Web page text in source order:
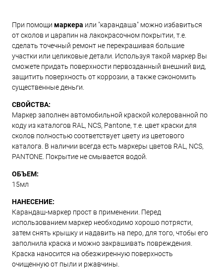
При помощи маркера или "карандаша" можно избавиться
от сколов и царапин на лакокрасочном покрытии, т.е.
сделать точечный ремонт не перекрашивая большие
участки или целиковые детали. Используя такой маркер Вы
сможете придать поверхности первозданный внешний вид,
защитить поверхность от коррозии, а также сэкономить
существенные деньги.
СВОЙСТВА:
Маркер заполнен автомобильной краской колерованной по
коду из каталогов RAL, NCS, Pantone, т.е. цвет краски для
сколов полностью соответствует цвету из цветового
каталога. В наличии всегда есть маркеры цветов RAL, NCS,
PANTONE. Покрытие не смывается водой.
ОБЪЕМ:
15мл
НАНЕСЕНИЕ:
Карандаш-маркер прост в применении. Перед
использованием маркер необходимо хорошо потрясти,
затем снять крышку и надавить на перо, для того, чтобы его
заполнила краска и можно закрашивать повреждения.
Краска наносится на обезжиренную поверхность
очищенную от пыли и ржавчины.